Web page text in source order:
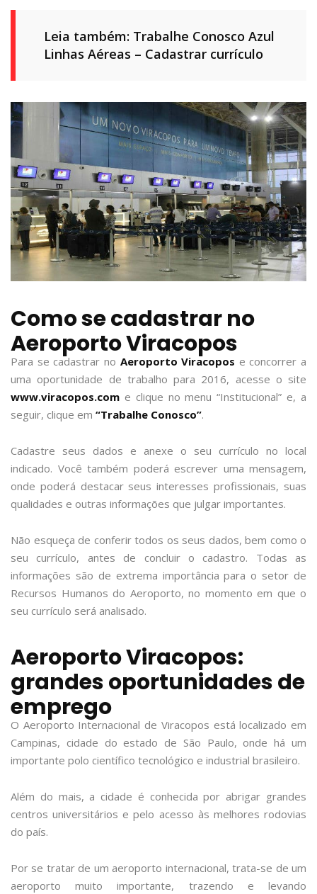
Leia também: Trabalhe Conosco Azul
Linhas Aéreas – Cadastrar currículo
Como se cadastrar no
Aeroporto Viracopos
Para se cadastrar no Aeroporto Viracopos e concorrer a
uma oportunidade de trabalho para 2016, acesse o site
www.viracopos.com e clique no menu “Institucional” e, a
seguir, clique em “Trabalhe Conosco”.
Cadastre seus dados e anexe o seu currículo no local
indicado. Você também poderá escrever uma mensagem,
onde poderá destacar seus interesses profissionais, suas
qualidades e outras informações que julgar importantes.
Não esqueça de conferir todos os seus dados, bem como o
seu currículo, antes de concluir o cadastro. Todas as
informações são de extrema importância para o setor de
Recursos Humanos do Aeroporto, no momento em que o
seu currículo será analisado.
Aeroporto Viracopos:
grandes oportunidades de
emprego
O Aeroporto Internacional de Viracopos está localizado em
Campinas, cidade do estado de São Paulo, onde há um
importante polo científico tecnológico e industrial brasileiro.
Além do mais, a cidade é conhecida por abrigar grandes
centros universitários e pelo acesso às melhores rodovias
do país.
Por se tratar de um aeroporto internacional, trata-se de um
aeroporto muito importante, trazendo e levando